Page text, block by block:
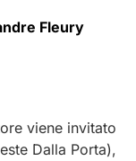
Fleury
viene invitato
Dalla Porta),